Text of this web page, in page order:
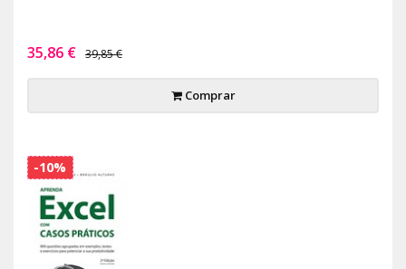
35,86 € 39,85 €
Comprar
-10%